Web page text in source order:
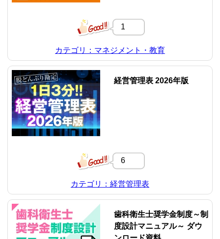
1
カテゴリ：マネジメント・教育
経営管理表 2026年版
6
カテゴリ：経営管理表
歯科衛生士奨学金制度～制
度設計マニュアル～ ダウ